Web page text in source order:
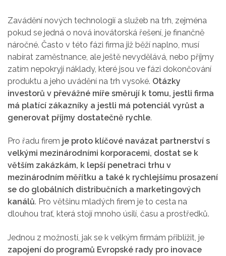
Zavádění nových technologií a služeb na trh, zejména
pokud se jedná o nová inovátorská řešení, je finančně
náročné. Často v této fázi firma již běží naplno, musí
nabírat zaměstnance, ale ještě nevydělává, nebo příjmy
zatím nepokryjí náklady, které jsou ve fázi dokončování
produktu a jeho uvádění na trh vysoké. Otázky
investorů v převážné míře směrují k tomu, jestli firma
má platící zákazníky a jestli má potenciál vyrůst a
generovat příjmy dostatečně rychle.
Pro řadu firem je proto klíčové navázat partnerství s
velkými mezinárodními korporacemi, dostat se k
větším zakázkám, k lepší penetraci trhu v
mezinárodním měřítku a také k rychlejšímu prosazení
se do globálních distribučních a marketingových
kanálů. Pro většinu mladých firem je to cesta na
dlouhou trať, která stojí mnoho úsilí, času a prostředků.
Jednou z možností, jak se k velkým firmám přiblížit, je
zapojení do programů Evropské rady pro inovace